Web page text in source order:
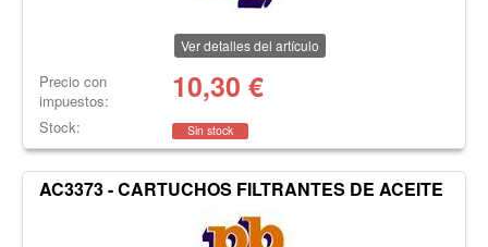
Ver detalles del artículo
Precio con
impuestos:
10,30 €
Stock: Sin stock
AC3373 - CARTUCHOS FILTRANTES DE ACEITE